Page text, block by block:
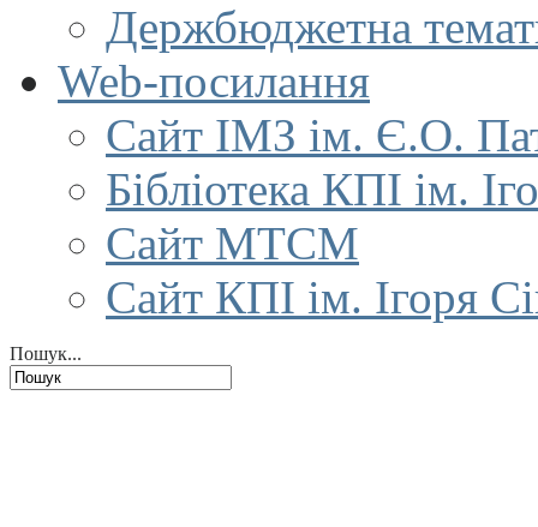
Держбюджетна
Web-посилання
Сайт ІМЗ ім. Є.О.
Бібліотека КПІ ім.
Сайт МТСМ
Сайт КПІ ім. Ігоря
Пошук...